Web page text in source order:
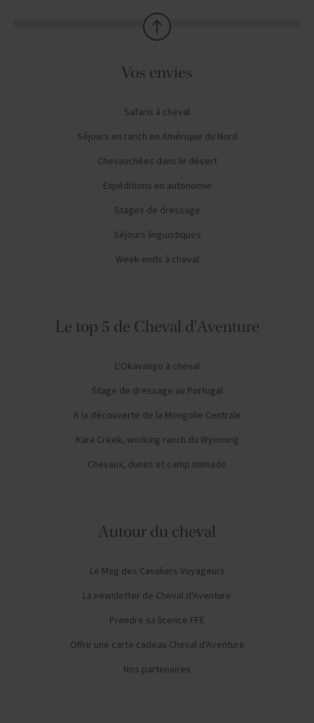
Vos envies
Safaris à cheval
Séjours en ranch en Amérique du Nord
Chevauchées dans le désert
Expéditions en autonomie
Stages de dressage
Séjours linguistiques
Week-ends à cheval
Le top 5 de Cheval d'Aventure
L'Okavango à cheval
Stage de dressage au Portugal
A la découverte de la Mongolie Centrale
Kara Creek, working ranch du Wyoming
Chevaux, dunes et camp nomade
Autour du cheval
Le Mag des Cavaliers Voyageurs
La newsletter de Cheval d'Aventure
Prendre sa licence FFE
Offrir une carte cadeau Cheval d'Aventure
Nos partenaires